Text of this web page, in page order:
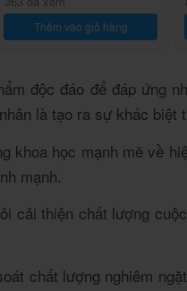
Thêm vào giỏ hàng
độc đáo để đáp ứng
là tạo ra sự khác
khoa học mạnh mẽ về
mạnh.
cải thiện chất lượng
chất lượng nghiêm